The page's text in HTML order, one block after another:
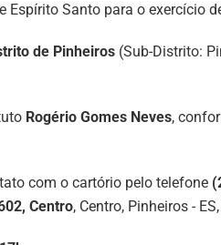
Santo para o exercício
de Pinheiros (Sub-Distrito:
Rogério Gomes Neves,
com o cartório pelo telefone
Centro, Centro, Pinheiros -